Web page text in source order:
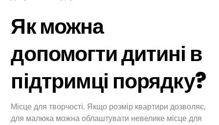
Як можна
допомогти дитині в
підтримці порядку?
Місце для творчості. Якщо розмір квартири дозволяє,
для малюка можна облаштувати невелике місце для